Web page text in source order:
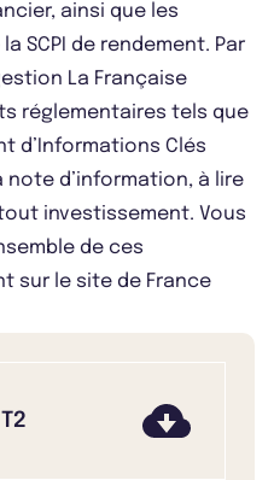
ainsi que les
SCPI de rendement. Par
La Française
réglementaires tels que
d’Informations Clés
note d’information, à lire
investissement. Vous
de ces
sur le site de France